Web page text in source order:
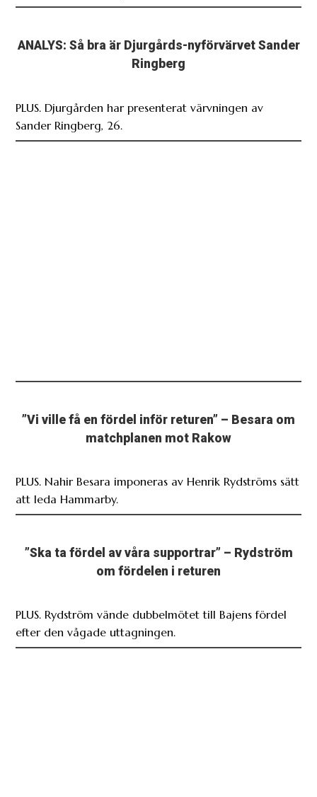
ANALYS: Så bra är Djurgårds-nyförvärvet Sander
Ringberg
PLUS. Djurgården har presenterat värvningen av
Sander Ringberg, 26.
”Vi ville få en fördel inför returen” – Besara om
matchplanen mot Rakow
PLUS. Nahir Besara imponeras av Henrik Rydströms sätt
att leda Hammarby.
”Ska ta fördel av våra supportrar” – Rydström
om fördelen i returen
PLUS. Rydström vände dubbelmötet till Bajens fördel
efter den vågade uttagningen.